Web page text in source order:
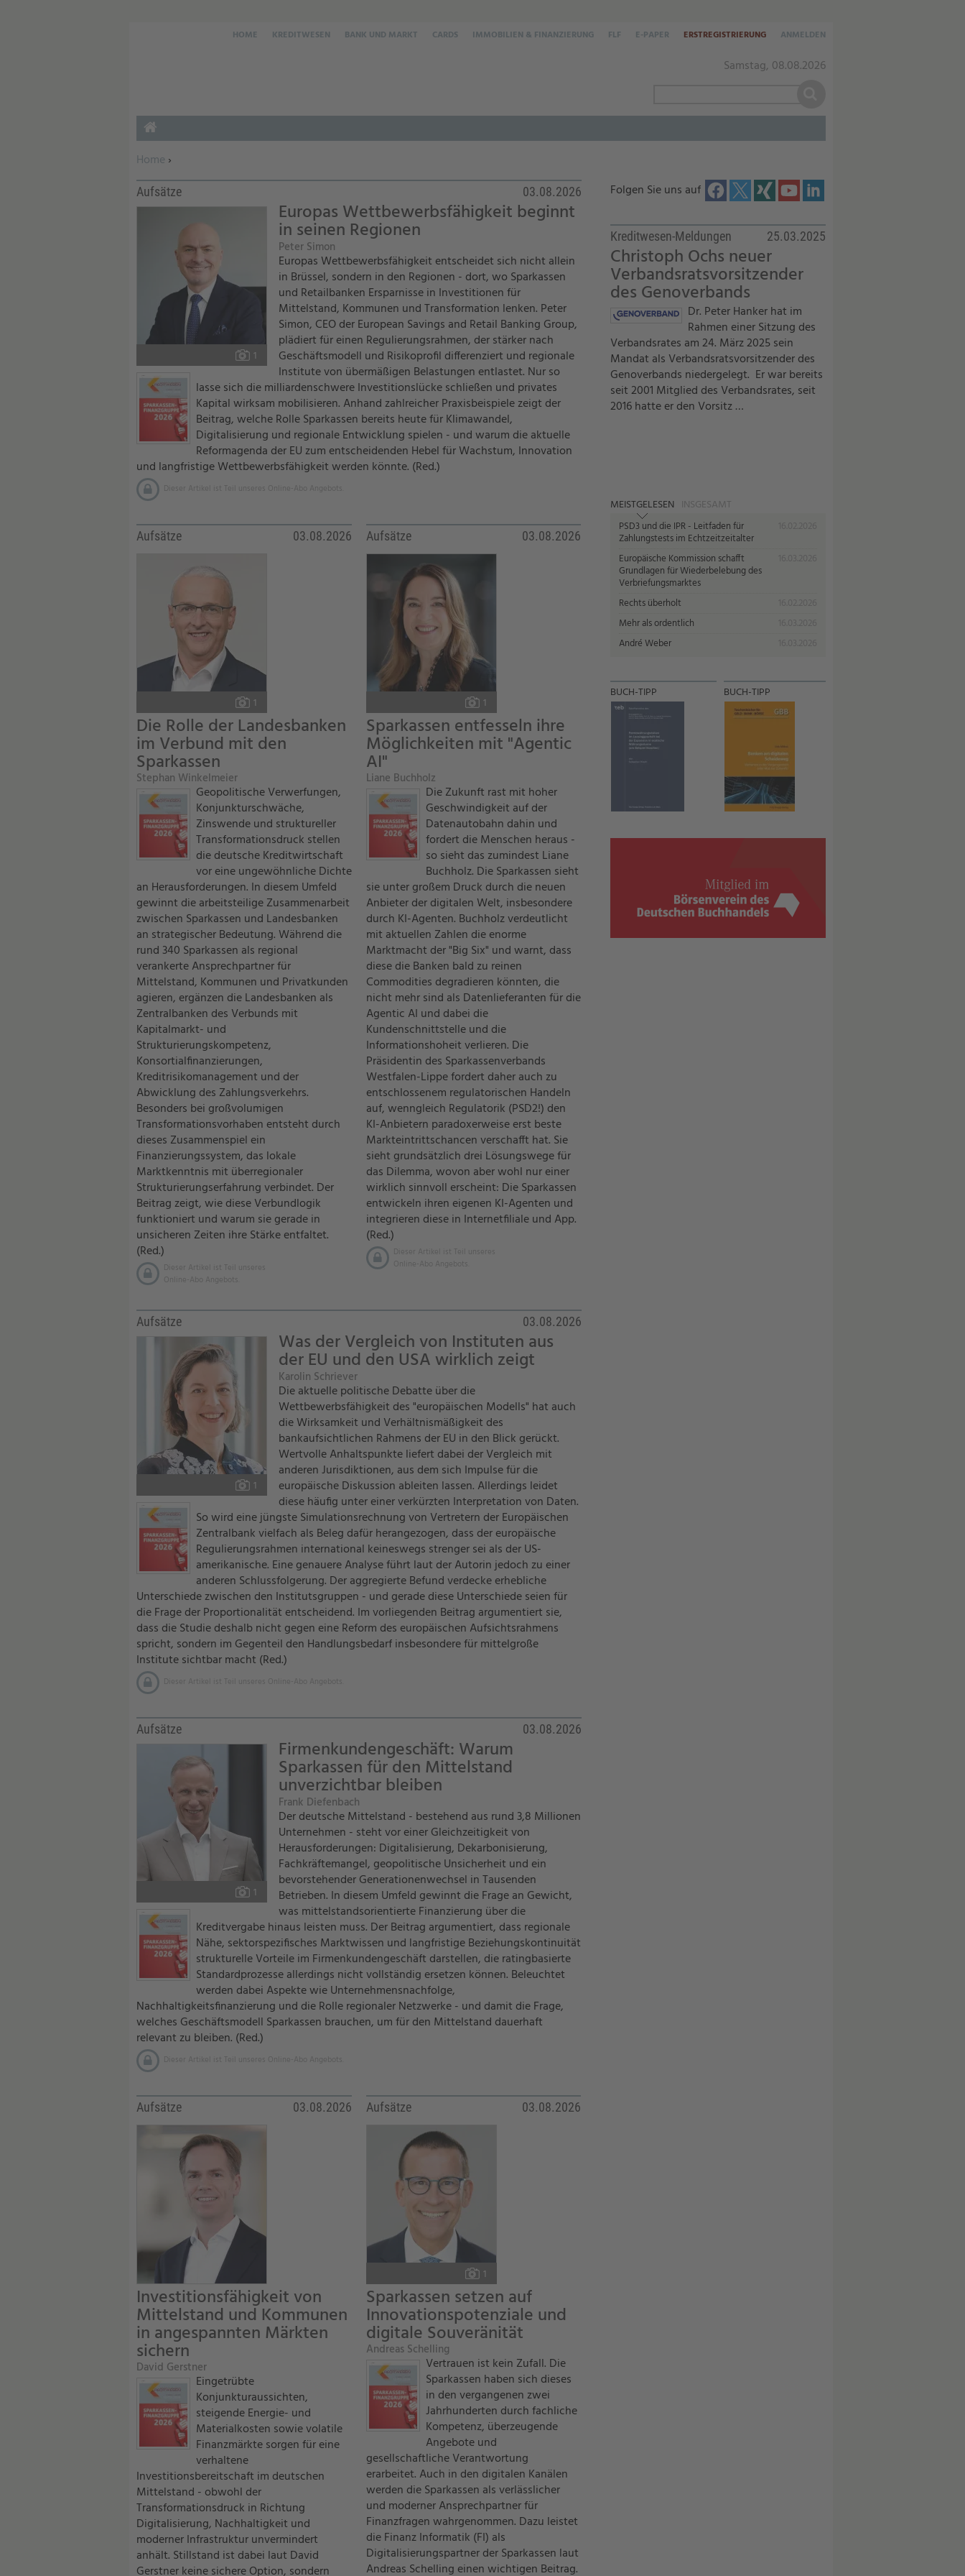
Samstag, 08.08.2026
HOME KREDITWESEN BANK UND MARKT CARDS IMMOBILIEN & FINANZIERUNG FLF E-PAPER ERSTREGISTRIERUNG ANMELDEN
Sie befinden sich hier:
Home ›
Aufsätze 03.08.2026
Foto:
1
Europas Wettbewerbsfähigkeit beginnt
in seinen Regionen
Peter Simon
Europas Wettbewerbsfähigkeit entscheidet sich nicht allein
in Brüssel, sondern in den Regionen - dort, wo Sparkassen
und Retailbanken Ersparnisse in Investitionen für
Mittelstand, Kommunen und Transformation lenken. Peter
Simon, CEO der European Savings and Retail Banking Group,
plädiert für einen Regulierungsrahmen, der stärker nach
Geschäftsmodell und Risikoprofil differenziert und regionale
Institute von übermäßigen Belastungen entlastet. Nur so
lasse sich die milliardenschwere Investitionslücke schließen und privates
Kapital wirksam mobilisieren. Anhand zahlreicher Praxisbeispiele zeigt der
Beitrag, welche Rolle Sparkassen bereits heute für Klimawandel,
Digitalisierung und regionale Entwicklung spielen - und warum die aktuelle
Reformagenda der EU zum entscheidenden Hebel für Wachstum, Innovation
und langfristige Wettbewerbsfähigkeit werden könnte. (Red.)
Dieser Artikel ist Teil unseres Online-Abo Angebots.
Aufsätze 03.08.2026
Foto:
1
Die Rolle der Landesbanken
im Verbund mit den
Sparkassen
Stephan Winkelmeier
Geopolitische Verwerfungen,
Konjunkturschwäche,
Zinswende und struktureller
Transformationsdruck stellen
die deutsche Kreditwirtschaft
vor eine ungewöhnliche Dichte
an Herausforderungen. In diesem Umfeld
gewinnt die arbeitsteilige Zusammenarbeit
zwischen Sparkassen und Landesbanken
an strategischer Bedeutung. Während die
rund 340 Sparkassen als regional
verankerte Ansprechpartner für
Mittelstand, Kommunen und Privatkunden
agieren, ergänzen die Landesbanken als
Zentralbanken des Verbunds mit
Kapitalmarkt- und
Strukturierungskompetenz,
Konsortialfinanzierungen,
Kreditrisikomanagement und der
Abwicklung des Zahlungsverkehrs.
Besonders bei großvolumigen
Transformationsvorhaben entsteht durch
dieses Zusammenspiel ein
Finanzierungssystem, das lokale
Marktkenntnis mit überregionaler
Strukturierungserfahrung verbindet. Der
Beitrag zeigt, wie diese Verbundlogik
funktioniert und warum sie gerade in
unsicheren Zeiten ihre Stärke entfaltet.
(Red.)
Dieser Artikel ist Teil unseres
Online-Abo Angebots.
Aufsätze 03.08.2026
Foto:
1
Sparkassen entfesseln ihre
Möglichkeiten mit "Agentic
AI"
Liane Buchholz
Die Zukunft rast mit hoher
Geschwindigkeit auf der
Datenautobahn dahin und
fordert die Menschen heraus -
so sieht das zumindest Liane
Buchholz. Die Sparkassen sieht
sie unter großem Druck durch die neuen
Anbieter der digitalen Welt, insbesondere
durch KI-Agenten. Buchholz verdeutlicht
mit aktuellen Zahlen die enorme
Marktmacht der "Big Six" und warnt, dass
diese die Banken bald zu reinen
Commodities degradieren könnten, die
nicht mehr sind als Datenlieferanten für die
Agentic AI und dabei die
Kundenschnittstelle und die
Informationshoheit verlieren. Die
Präsidentin des Sparkassenverbands
Westfalen-Lippe fordert daher auch zu
entschlossenem regulatorischen Handeln
auf, wenngleich Regulatorik (PSD2!) den
KI-Anbietern paradoxerweise erst beste
Markteintrittschancen verschafft hat. Sie
sieht grundsätzlich drei Lösungswege für
das Dilemma, wovon aber wohl nur einer
wirklich sinnvoll erscheint: Die Sparkassen
entwickeln ihren eigenen KI-Agenten und
integrieren diese in Internetfiliale und App.
(Red.)
Dieser Artikel ist Teil unseres
Online-Abo Angebots.
Aufsätze 03.08.2026
Foto:
1
Was der Vergleich von Instituten aus
der EU und den USA wirklich zeigt
Karolin Schriever
Die aktuelle politische Debatte über die
Wettbewerbsfähigkeit des "europäischen Modells" hat auch
die Wirksamkeit und Verhältnismäßigkeit des
bankaufsichtlichen Rahmens der EU in den Blick gerückt.
Wertvolle Anhaltspunkte liefert dabei der Vergleich mit
anderen Jurisdiktionen, aus dem sich Impulse für die
europäische Diskussion ableiten lassen. Allerdings leidet
diese häufig unter einer verkürzten Interpretation von Daten.
So wird eine jüngste Simulationsrechnung von Vertretern der Europäischen
Zentralbank vielfach als Beleg dafür herangezogen, dass der europäische
Regulierungsrahmen international keineswegs strenger sei als der US-
amerikanische. Eine genauere Analyse führt laut der Autorin jedoch zu einer
anderen Schlussfolgerung. Der aggregierte Befund verdecke erhebliche
Unterschiede zwischen den Institutsgruppen - und gerade diese Unterschiede seien für
die Frage der Proportionalität entscheidend. Im vorliegenden Beitrag argumentiert sie,
dass die Studie deshalb nicht gegen eine Reform des europäischen Aufsichtsrahmens
spricht, sondern im Gegenteil den Handlungsbedarf insbesondere für mittelgroße
Institute sichtbar macht (Red.)
Dieser Artikel ist Teil unseres Online-Abo Angebots.
Aufsätze 03.08.2026
Foto:
1
Firmenkundengeschäft: Warum
Sparkassen für den Mittelstand
unverzichtbar bleiben
Frank Diefenbach
Der deutsche Mittelstand - bestehend aus rund 3,8 Millionen
Unternehmen - steht vor einer Gleichzeitigkeit von
Herausforderungen: Digitalisierung, Dekarbonisierung,
Fachkräftemangel, geopolitische Unsicherheit und ein
bevorstehender Generationenwechsel in Tausenden
Betrieben. In diesem Umfeld gewinnt die Frage an Gewicht,
was mittelstandsorientierte Finanzierung über die
Kreditvergabe hinaus leisten muss. Der Beitrag argumentiert, dass regionale
Nähe, sektorspezifisches Marktwissen und langfristige Beziehungskontinuität
strukturelle Vorteile im Firmenkundengeschäft darstellen, die ratingbasierte
Standardprozesse allerdings nicht vollständig ersetzen können. Beleuchtet
werden dabei Aspekte wie Unternehmensnachfolge,
Nachhaltigkeitsfinanzierung und die Rolle regionaler Netzwerke - und damit die Frage,
welches Geschäftsmodell Sparkassen brauchen, um für den Mittelstand dauerhaft
relevant zu bleiben. (Red.)
Dieser Artikel ist Teil unseres Online-Abo Angebots.
Aufsätze 03.08.2026
Investitionsfähigkeit von
Mittelstand und Kommunen
in angespannten Märkten
sichern
David Gerstner
Eingetrübte
Konjunkturaussichten,
steigende Energie- und
Materialkosten sowie volatile
Finanzmärkte sorgen für eine
verhaltene
Investitionsbereitschaft im deutschen
Mittelstand - obwohl der
Transformationsdruck in Richtung
Digitalisierung, Nachhaltigkeit und
moderner Infrastruktur unvermindert
anhält. Stillstand ist dabei laut David
Gerstner keine sichere Option, sondern
Aufsätze 03.08.2026
Foto:
1
Sparkassen setzen auf
Innovationspotenziale und
digitale Souveränität
Andreas Schelling
Vertrauen ist kein Zufall. Die
Sparkassen haben sich dieses
in den vergangenen zwei
Jahrhunderten durch fachliche
Kompetenz, überzeugende
Angebote und
gesellschaftliche Verantwortung
erarbeitet. Auch in den digitalen Kanälen
werden die Sparkassen als verlässlicher
und moderner Ansprechpartner für
Finanzfragen wahrgenommen. Dazu leistet
die Finanz Informatik (FI) als
Digitalisierungspartner der Sparkassen laut
Andreas Schelling einen wichtigen Beitrag.
Folgen Sie uns auf
Kreditwesen-Meldungen 25.03.2025
Christoph Ochs neuer
Verbandsratsvorsitzender
des Genoverbands
Dr. Peter Hanker hat im
Rahmen einer Sitzung des
Verbandsrates am 24. März 2025 sein
Mandat als Verbandsratsvorsitzender des
Genoverbands niedergelegt. Er war bereits
seit 2001 Mitglied des Verbandsrates, seit
2016 hatte er den Vorsitz …
MEISTGELESEN INSGESAMT
PSD3 und die IPR - Leitfaden für
Zahlungstests im Echtzeitzeitalter
Europäische Kommission schafft
Grundlagen für Wiederbelebung des
Verbriefungsmarktes
Rechts überholt
Mehr als ordentlich
André Weber
BUCH-TIPP BUCH-TIPP
HOME